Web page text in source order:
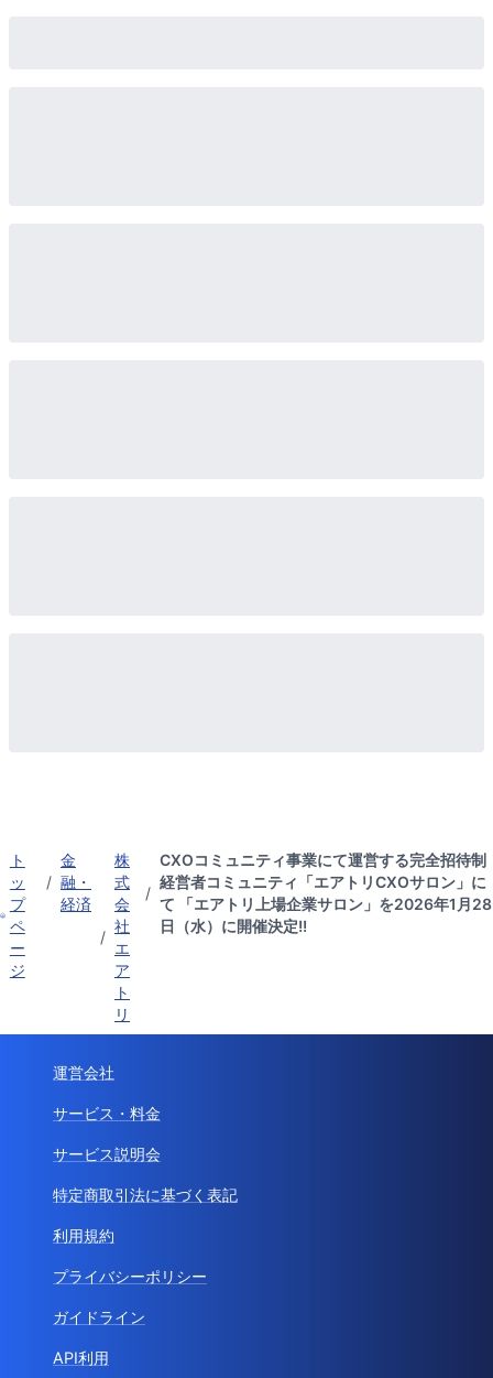
ト
ッ
プ
ペ
ー
ジ
/
金
融・
経済
/
株
式
会
社
エ
ア
ト
リ
/
CXOコミュニティ事業にて運営する完全招待制
経営者コミュニティ「エアトリCXOサロン」に
て 「エアトリ上場企業サロン」を2026年1月28
日（水）に開催決定!!
運営会社
サービス・料金
サービス説明会
特定商取引法に基づく表記
利用規約
プライバシーポリシー
ガイドライン
API利用